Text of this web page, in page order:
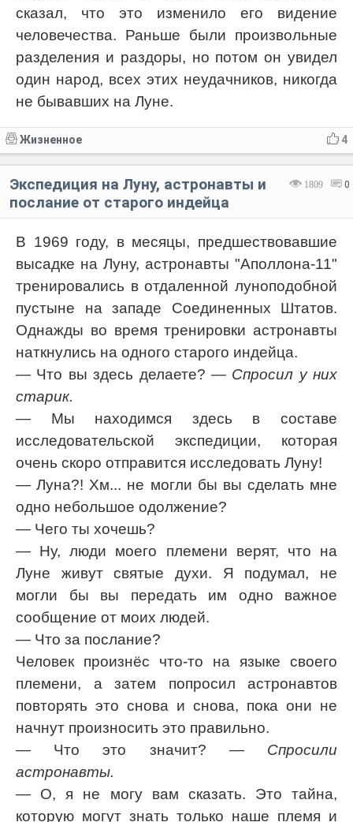
сказал, что это изменило его видение
человечества. Раньше были произвольные
разделения и раздоры, но потом он увидел
один народ, всех этих неудачников, никогда
не бывавших на Луне.
4
Жизненное
1809 0
Экспедиция на Луну, астронавты и
послание от старого индейца
В 1969 году, в месяцы, предшествовавшие
высадке на Луну, астронавты "Аполлона-11"
тренировались в отдаленной луноподобной
пустыне на западе Соединенных Штатов.
Однажды во время тренировки астронавты
наткнулись на одного старого индейца.
— Что вы здесь делаете? — Спросил у них
старик.
— Мы находимся здесь в составе
исследовательской экспедиции, которая
очень скоро отправится исследовать Луну!
— Луна?! Хм... не могли бы вы сделать мне
одно небольшое одолжение?
— Чего ты хочешь?
— Ну, люди моего племени верят, что на
Луне живут святые духи. Я подумал, не
могли бы вы передать им одно важное
сообщение от моих людей.
— Что за послание?
Человек произнёс что-то на языке своего
племени, а затем попросил астронавтов
повторять это снова и снова, пока они не
начнут произносить это правильно.
— Что это значит? — Спросили
астронавты.
— О, я не могу вам сказать. Это тайна,
которую могут знать только наше племя и